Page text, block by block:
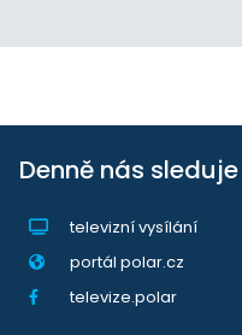
Denně nás sleduje
televizní vysílání
portál polar.cz
televize.polar